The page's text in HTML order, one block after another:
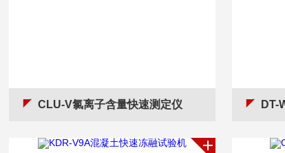
CLU-V氯离子含量快速测定仪 DT-